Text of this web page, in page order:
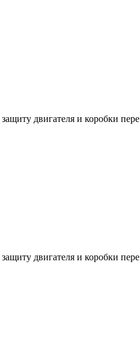
двигателя и коробки пере
двигателя и коробки пере